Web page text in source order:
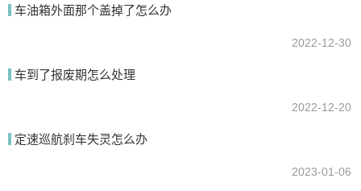
提交
车油箱外面那个盖掉了怎么办
2022-12-30
车到了报废期怎么处理
2022-12-20
定速巡航刹车失灵怎么办
2023-01-06